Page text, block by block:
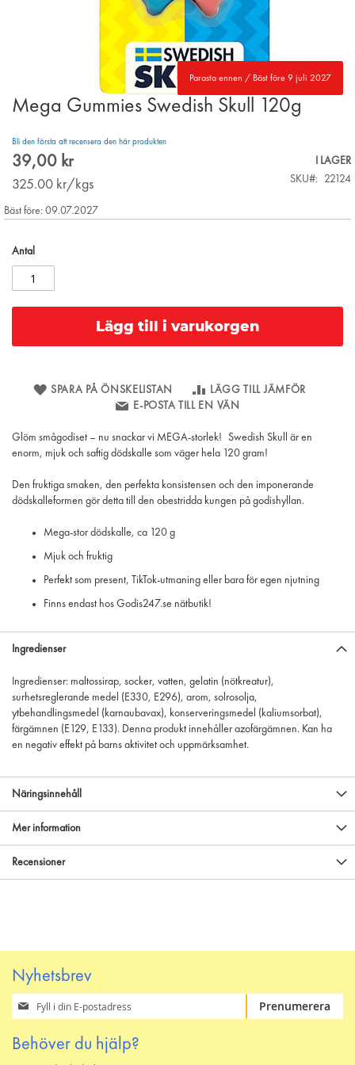
Parasta ennen / Bäst före 9 juli 2027
Skip
of
the
gallery
Mega Gummies Swedish Skull 120g
Bli den första att recensera den här produkten
39,00 kr
325.00 kr/kgs
I LAGER
SKU
22124
Bäst före: 09.07.2027
Antal
Lägg till i varukorgen
SPARA PÅ ÖNSKELISTAN
LÄGG TILL JÄMFÖR
E-POSTA TILL EN VÄN
Glöm smågodiset – nu snackar vi MEGA-storlek! Swedish Skull är en
enorm, mjuk och saftig dödskalle som väger hela 120 gram!
Den fruktiga smaken, den perfekta konsistensen och den imponerande
dödskalleformen gör detta till den obestridda kungen på godishyllan.
Mega-stor dödskalle, ca 120 g
Mjuk och fruktig
Perfekt som present, TikTok-utmaning eller bara för egen njutning
Finns endast hos Godis247.se nätbutik!
Ingredienser
Ingredienser: maltossirap, socker, vatten, gelatin (nötkreatur),
surhetsreglerande medel (E330, E296), arom, solrosolja,
ytbehandlingsmedel (karnaubavax), konserveringsmedel (kaliumsorbat),
färgämnen (E129, E133). Denna produkt innehåller azofärgämnen. Kan ha
en negativ effekt på barns aktivitet och uppmärksamhet.
Näringsinnehåll
Mer information
Recensioner
Nyhetsbrev
Prenumerera
på
nyhetsbrev
Prenumerera
Behöver du hjälp?